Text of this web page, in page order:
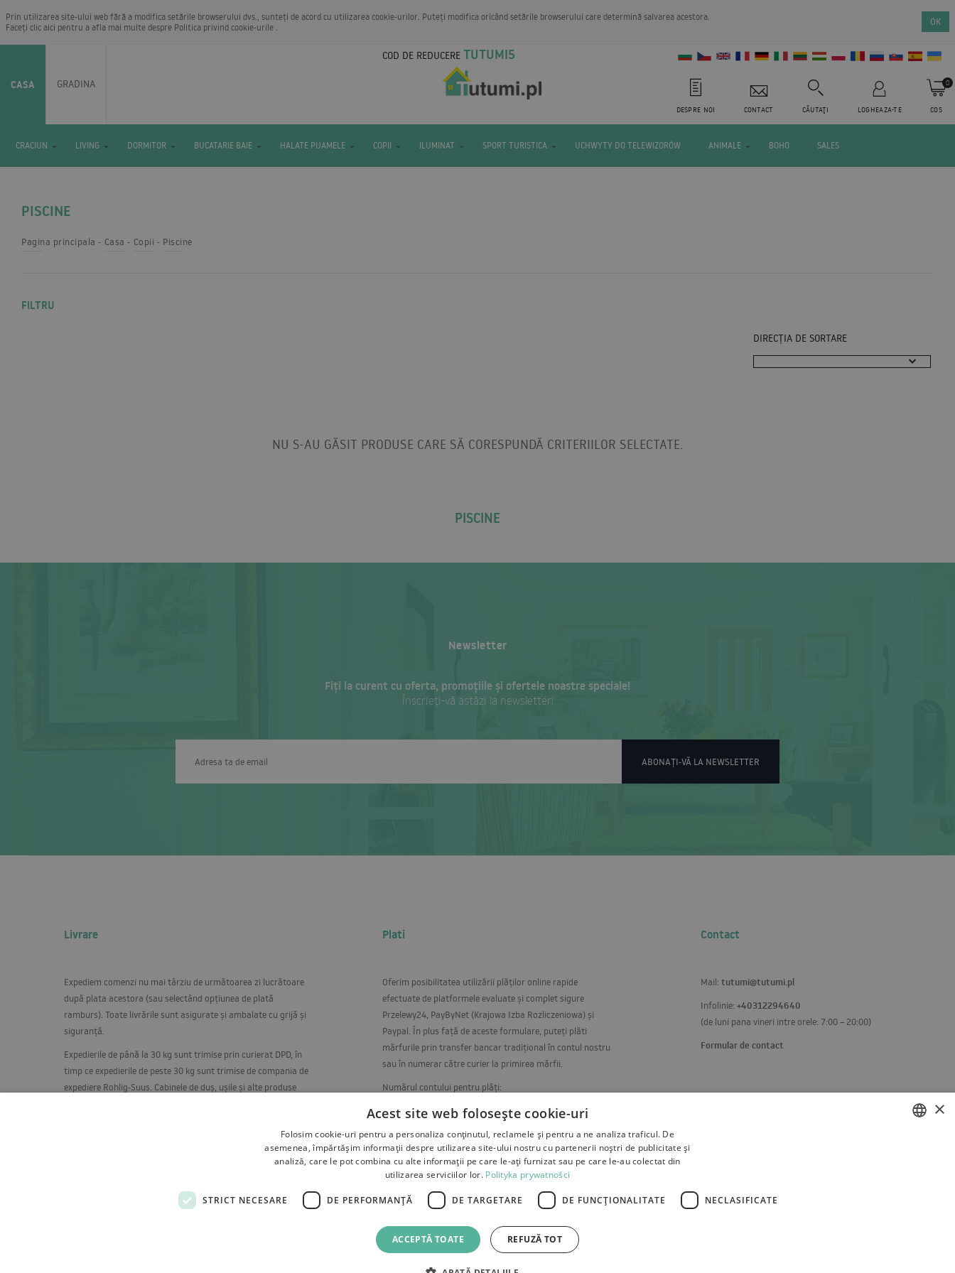
Prin utilizarea site-ului web fără a modifica setările browserului dvs., sunteți de acord cu utilizarea cookie-urilor. Puteți modifica oricând setările browserului care determină salvarea acestora.
Faceți clic aici pentru a afla mai multe despre Politica privind cookie-urile .
OK
CASA GRADINA
COD DE REDUCERE TUTUMI5
DESPRE NOI CONTACT CĂUTAŢI LOGHEAZA-TE COS
0
CRACIUN LIVING DORMITOR BUCATARIE BAIE HALATE PIJAMELE COPII ILUMINAT SPORT TURISTICA UCHWYTY DO TELEWIZORÓW ANIMALE BOHO SALES
PISCINE
Pagina principala Casa Copii Piscine
FILTRU
DIRECȚIA DE SORTARE
NU S-AU GĂSIT PRODUSE CARE SĂ CORESPUNDĂ CRITERIILOR SELECTATE.
PISCINE
Newsletter
Fiți la curent cu oferta, promoțiile și ofertele noastre speciale!
Înscrieți-vă astăzi la newsletter!
ABONAȚI-VĂ LA NEWSLETTER
Livrare
Expediem comenzi nu mai târziu de următoarea zi lucrătoare
după plata acestora (sau selectând opțiunea de plată
ramburs). Toate livrările sunt asigurate și ambalate cu grijă și
siguranță.
Expedierile de până la 30 kg sunt trimise prin curierat DPD, în
timp ce expedierile de peste 30 kg sunt trimise de compania de
expediere Rohlig-Suus. Cabinele de duș, ușile și alte produse
Plati
Oferim posibilitatea utilizării plăților online rapide
efectuate de platformele evaluate și complet sigure
Przelewy24, PayByNet (Krajowa Izba Rozliczeniowa) și
Paypal. În plus față de aceste formulare, puteți plăti
mărfurile prin transfer bancar tradițional în contul nostru
sau în numerar către curier la primirea mărfii.
Numărul contului pentru plăți:
Contact
Mail: tutumi@tutumi.pl
Infolinie: +40312294640
(de luni pana vineri intre orele: 7:00 – 20:00)
Formular de contact
Despre noi Retururi si reclamatii Contact
×
Acest site web folosește cookie-uri
Folosim cookie-uri pentru a personaliza conținutul, reclamele și pentru a ne analiza traficul. De
asemenea, împărtășim informații despre utilizarea site-ului nostru cu partenerii noștri de publicitate și
analiză, care le pot combina cu alte informații pe care le-ați furnizat sau pe care le-au colectat din
utilizarea serviciilor lor. Polityka prywatności
STRICT NECESARE DE PERFORMANȚĂ DE TARGETARE DE FUNCŢIONALITATE NECLASIFICATE
ACCEPTĂ TOATE REFUZĂ TOT